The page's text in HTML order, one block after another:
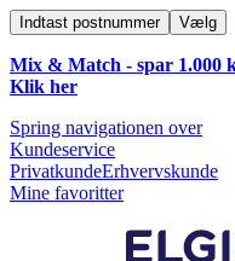
Indtast postnummer Vælg
Mix & Match - spar 1.000
Klik her
Spring navigationen over
Kundeservice
PrivatkundeErhvervskunde
Mine favoritter